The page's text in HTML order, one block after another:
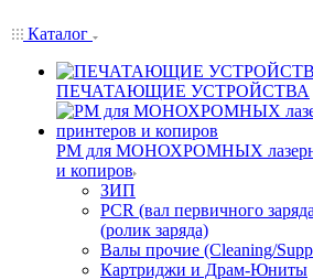
Каталог
ПЕЧАТАЮЩИЕ УСТРОЙСТВА
РМ для МОНОХРОМНЫХ
и копиров
ЗИП
PCR (вал первичного
(ролик заряда)
Валы прочие (Cleaning/
Картриджи и Драм-Юниты